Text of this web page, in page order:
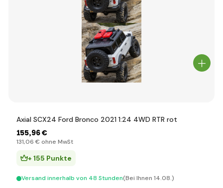
Axial SCX24 Ford Bronco 2021 1:24 4WD RTR rot
155,96 €
131,06 € ohne MwSt
+ 155 Punkte
Versand innerhalb von 48 Stunden(Bei Ihnen 14.08.)